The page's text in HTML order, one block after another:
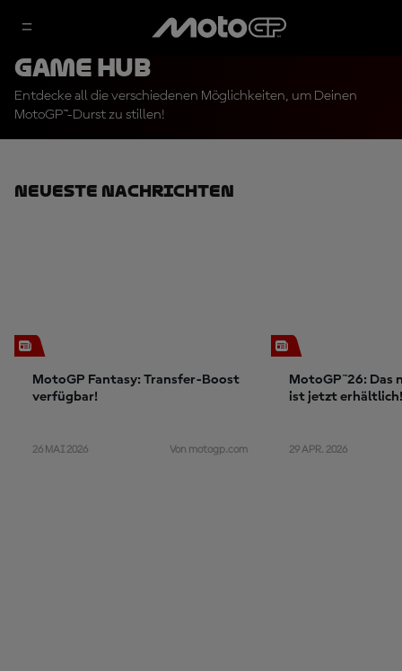
Game Hub
Entdecke all die verschiedenen Möglichkeiten, um Deinen
MotoGP™-Durst zu stillen!
Neueste Nachrichten
MotoGP Fantasy: Transfer-Boost
verfügbar!
26 MAI 2026 Von motogp.com
MotoGP™26: Das
ist jetzt erhältlich!
29 APR. 2026